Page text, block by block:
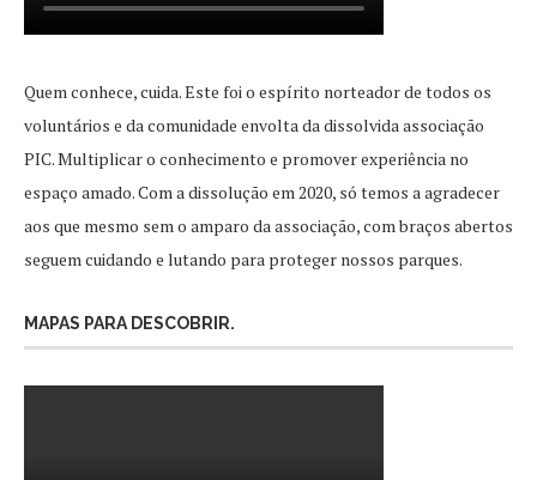
Quem conhece, cuida. Este foi o espírito norteador de todos os
voluntários e da comunidade envolta da dissolvida associação
PIC. Multiplicar o conhecimento e promover experiência no
espaço amado. Com a dissolução em 2020, só temos a agradecer
aos que mesmo sem o amparo da associação, com braços abertos
seguem cuidando e lutando para proteger nossos parques.
MAPAS PARA DESCOBRIR.